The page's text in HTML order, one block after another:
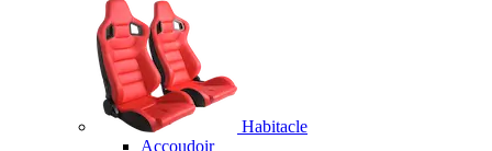
Habitacle
Accoudoir